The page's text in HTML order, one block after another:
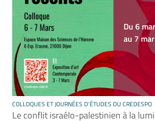
Du 6
au 7
COLLOQUES ET JOURNÉES D'ÉTUDES DU CREDESPO
Le conflit israélo-palestinien à la